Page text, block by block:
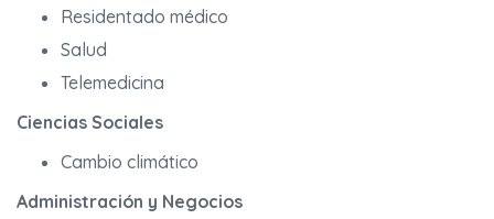
Residentado médico
Salud
Telemedicina
Ciencias Sociales
Cambio climático
Administración y Negocios